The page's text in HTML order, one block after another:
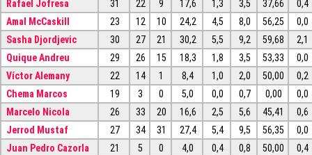
Rafael Jofresa
31 22 9 17,6 1,3 3,5 37,66
0,4
Amal McCaskill
23 12 10 24,2 4,5 8,0 56,25
0,0
Sasha Djordjevic
30 27 21 30,2 5,5 9,2 59,68
2,1
Quique Andreu
29 26 15 18,3 1,8 3,5 53,33
0,0
Víctor Alemany
22 14 1 8,4 1,0 2,0 50,00
0,2
Chema Marcos
19 3 0 5,0 0,0 0,7 0,00
0,0
Marcelo Nicola
26 33 20 16,6 2,5 5,6 45,41
0,6
Jerrod Mustaf
27 34 31 27,4 5,4 9,5 56,35
0,0
Juan Pedro Cazorla
21 5 0 4,0 0,4 0,8 50,00
0,4